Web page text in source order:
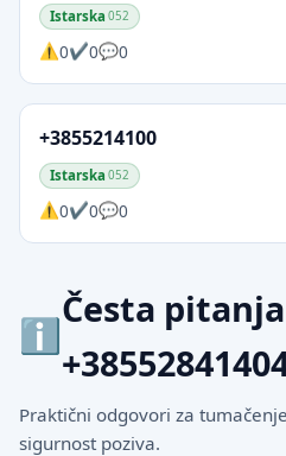
Istarska 052
0 0 0
+3855214100
Istarska 052
0 0 0
Česta
Praktični odgovori za
sigurnost poziva.